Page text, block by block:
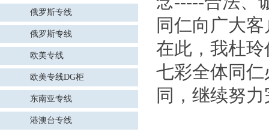
俄罗斯专线
俄罗斯专线
欧美专线
欧美专线DG柜
东南亚专线
港澳台专线
同仁向广大
在此，我杜
七彩全体同
同，继续努